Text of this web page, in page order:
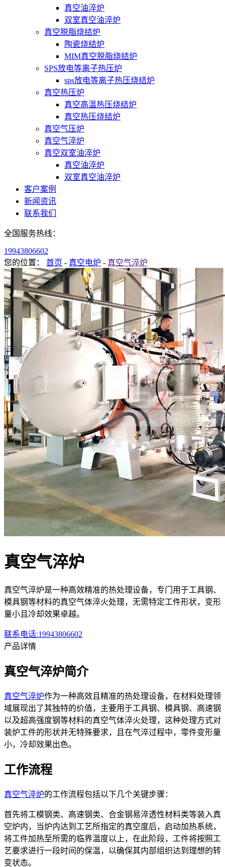
真空油淬炉
双室真空油淬炉
真空脱脂烧结炉
陶瓷烧结炉
MIM真空脱脂烧结炉
SPS放电等离子热压炉
sps放电等离子热压烧结炉
真空热压炉
真空高温热压烧结炉
真空热压烧结炉
真空气压炉
真空气淬炉
真空双室油淬炉
真空油淬炉
双室真空油淬炉
客户案例
新闻资讯
联系我们
全国服务热线：
19943806602
您的位置： 首页 - 真空电炉 - 真空气淬炉
真空气淬炉
真空气淬炉是一种高效精准的热处理设备，专门用于工具钢、
模具钢等材料的真空气体淬火处理，无需特定工件形状，变形
量小且冷却效果卓越。
联系电话:19943806602
产品详情
真空气淬炉简介
真空气淬炉作为一种高效且精准的热处理设备，在材料处理领
域展现出了其独特的价值，主要用于工具钢、模具钢、高速钢
以及超高强度钢等材料的真空气体淬火处理，这种处理方式对
装炉工件的形状并无特殊要求，且在气淬过程中，零件变形量
小，冷却效果出色。
工作流程
真空气淬炉的工作流程包括以下几个关键步骤：
首先将工模钢类、高速钢类、合金钢易淬透性材料类等装入真
空炉内，当炉内达到工艺所指定的真空度后，启动加热系统，
将工件加热至所需的临界温度以上，在此阶段，工件将按照工
艺要求进行一段时间的保温，以确保其内部组织达到理想的转
变状态。